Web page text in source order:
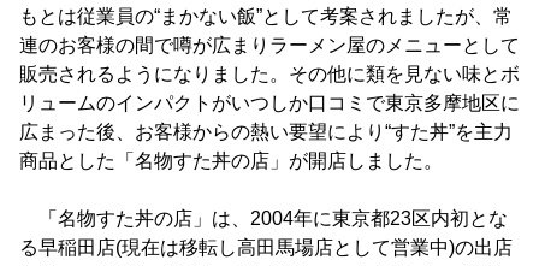
もとは従業員の“まかない飯”として考案されましたが、常
連のお客様の間で噂が広まりラーメン屋のメニューとして
販売されるようになりました。その他に類を見ない味とボ
リュームのインパクトがいつしか口コミで東京多摩地区に
広まった後、お客様からの熱い要望により“すた丼”を主力
商品とした「名物すた丼の店」が開店しました。
「名物すた丼の店」は、2004年に東京都23区内初とな
る早稲田店(現在は移転し高田馬場店として営業中)の出店